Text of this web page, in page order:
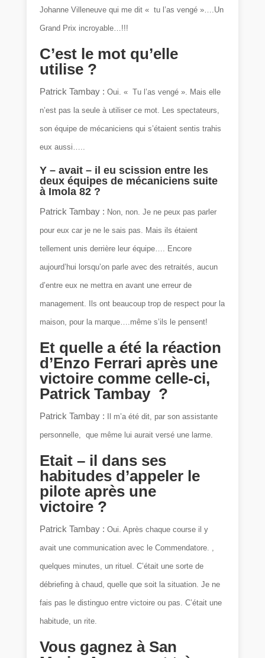
Johanne Villeneuve qui me dit « tu l’as vengé »….Un
Grand Prix incroyable…!!!
C’est le mot qu’elle
utilise ?
Patrick Tambay :Oui. « Tu l’as vengé ». Mais elle
n’est pas la seule à utiliser ce mot. Les spectateurs,
son équipe de mécaniciens qui s’étaient sentis trahis
eux aussi…..
Y – avait – il eu scission entre les
deux équipes de mécaniciens suite
à Imola 82 ?
Patrick Tambay : Non, non. Je ne peux pas parler
pour eux car je ne le sais pas. Mais ils étaient
tellement unis derrière leur équipe…. Encore
aujourd’hui lorsqu’on parle avec des retraités, aucun
d’entre eux ne mettra en avant une erreur de
management. Ils ont beaucoup trop de respect pour la
maison, pour la marque….même s’ils le pensent!
Et quelle a été la réaction
d’Enzo Ferrari après une
victoire comme celle-ci,
Patrick Tambay ?
Patrick Tambay : Il m’a été dit, par son assistante
personnelle, que même lui aurait versé une larme.
Etait – il dans ses
habitudes d’appeler le
pilote après une
victoire ?
Patrick Tambay :Oui. Après chaque course il y
avait une communication avec le Commendatore. ,
quelques minutes, un rituel. C’était une sorte de
débriefing à chaud, quelle que soit la situation. Je ne
fais pas le distinguo entre victoire ou pas. C’était une
habitude, un rite.
Vous gagnez à San